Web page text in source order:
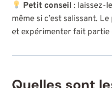
Petit conseil : laissez-
même si c’est salissant.
et expérimenter fait partie